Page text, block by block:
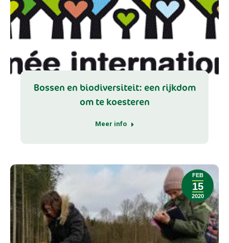
Bossen en biodiversiteit: een rijkdom
om te koesteren
Meer info
FEB
15
2020